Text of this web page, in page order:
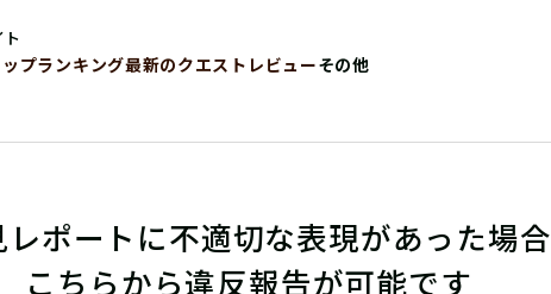
プランキング最新のクエストレビューその他
レポートに不適切な表現があった場合
こちらから違反報告が可能です